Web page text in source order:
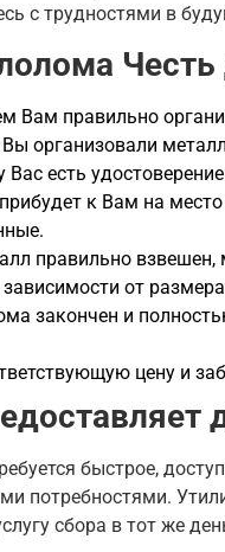
с трудностями в
Вам правильно
Вы организовали
Вас есть
к Вам на
правильно
от
закончен и
цену и
быстрое,
потребностями.
сбора в тот же